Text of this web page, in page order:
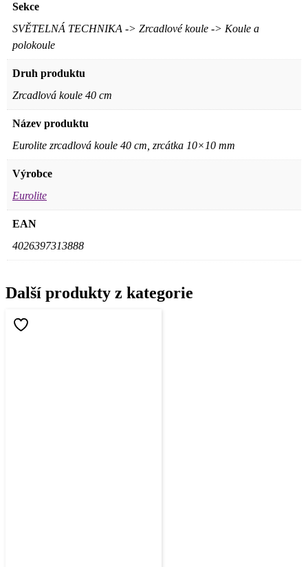
Sekce
SVĚTELNÁ TECHNIKA -> Zrcadlové koule -> Koule a
polokoule
Druh produktu
Zrcadlová koule 40 cm
Název produktu
Eurolite zrcadlová koule 40 cm, zrcátka 10×10 mm
Výrobce
Eurolite
EAN
4026397313888
Další produkty z kategorie